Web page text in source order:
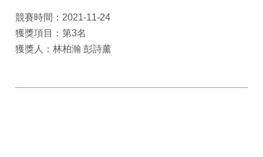
競賽時間：2021-11-24
獲獎項目：第3名
獲獎人：林柏瀚 彭詩薰